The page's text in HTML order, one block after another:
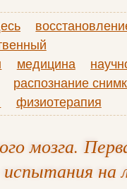
медицина
распознание
физиотерапия
мозга.
на